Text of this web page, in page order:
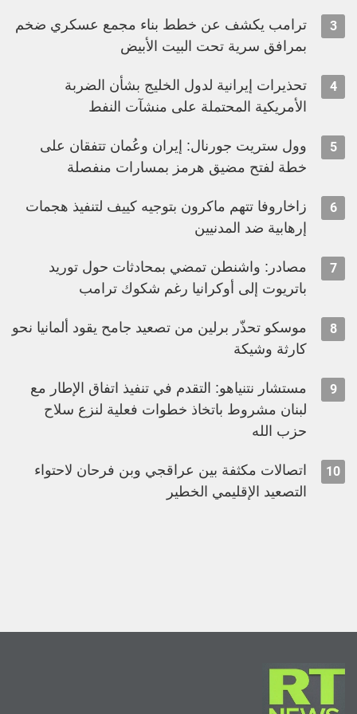
3
ترامب يكشف عن خطط بناء مجمع عسكري ضخم
بمرافق سرية تحت البيت الأبيض
4
تحذيرات إيرانية لدول الخليج بشأن الضربة
الأمريكية المحتملة على منشآت النفط
5
وول ستريت جورنال: إيران وعُمان تتفقان على
خطة لفتح مضيق هرمز بمسارات منفصلة
6
زاخاروفا تتهم ماكرون بتوجيه كييف لتنفيذ هجمات
إرهابية ضد المدنيين
7
مصادر: واشنطن تمضي بمحادثات حول توريد
باتريوت إلى أوكرانيا رغم شكوك ترامب
8
موسكو تحذّر برلين من تصعيد جامح يقود ألمانيا نحو
كارثة وشيكة
9
مستشار نتنياهو: التقدم في تنفيذ اتفاق الإطار مع
لبنان مشروط باتخاذ خطوات فعلية لنزع سلاح
حزب الله
10
اتصالات مكثفة بين عراقجي وبن فرحان لاحتواء
التصعيد الإقليمي الخطير